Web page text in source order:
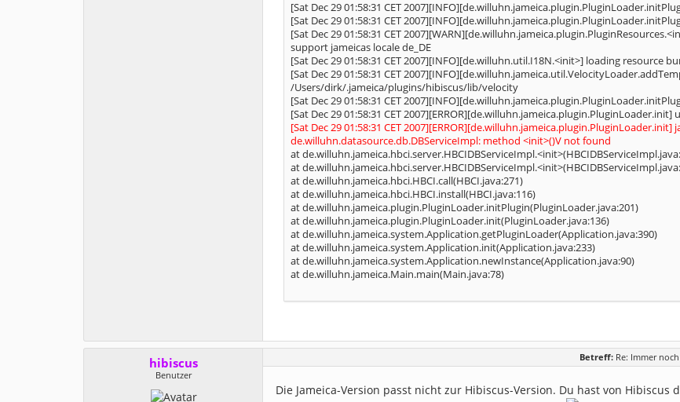
[Sat Dec 29 01:58:31 CET
[Sat Dec 29 01:58:31 CET
[Sat Dec 29 01:58:31 CET
support jameicas locale de_DE
[Sat Dec 29 01:58:31 CET 2007][INFO][de.willuhn.util.I18N.<init>] loading resource
[Sat Dec 29 01:58:31 CET
/Users/dirk/.jameica/plugins/hibiscus/lib/velocity
[Sat Dec 29 01:58:31 CET
[Sat Dec 29 01:58:31 CET
[Sat Dec 29 01:58:31 CET
de.willuhn.datasource.db.DBServiceImpl: method <init>()V not found
at
at
at de.willuhn.jameica.hbci.HBCI.call(HBCI.java:271)
at de.willuhn.jameica.hbci.HBCI.install(HBCI.java:116)
at de.willuhn.jameica.plugin.PluginLoader.initPlugin(PluginLoader.java:201)
at de.willuhn.jameica.plugin.PluginLoader.init(PluginLoader.java:136)
at de.willuhn.jameica.system.Application.getPluginLoader(Application.java:390)
at de.willuhn.jameica.system.Application.init(Application.java:233)
at de.willuhn.jameica.system.Application.newInstance(Application.java:90)
at de.willuhn.jameica.Main.main(Main.java:78)
hibiscus
Benutzer
Betreff: Re: Immer
Die Jameica-Version passt nicht zur Hibiscus-Version. Du hast von Hibiscus